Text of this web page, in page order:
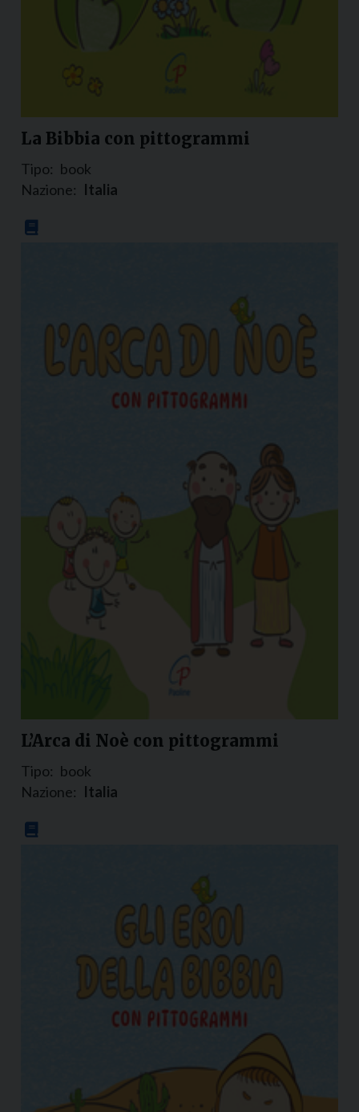
La Bibbia con pittogrammi
Tipo: book
Nazione: Italia
L’Arca di Noè con pittogrammi
Tipo: book
Nazione: Italia